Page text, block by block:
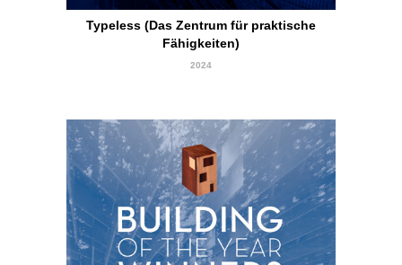
Finalist für das Gebäude des Jahres 2024
Typeless (Das Zentrum für praktische
Fähigkeiten)
2024